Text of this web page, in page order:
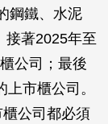
鋼鐵、水泥
接著2025年至
公司；最後
市櫃公司。
公司都必須